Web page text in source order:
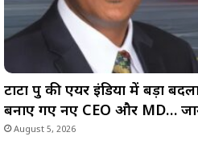
टाटा ग्रुप की एयर इंडिया में बड़ा
बनाए गए नए CEO और MD…
August 5, 2026